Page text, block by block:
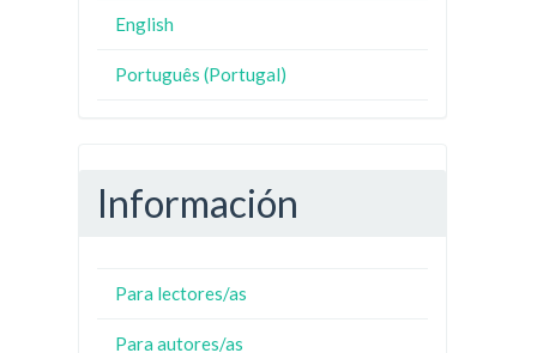
English
Português (Portugal)
Información
Para lectores/as
Para autores/as